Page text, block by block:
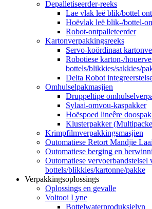
Depalletiseerder-reeks
Lae vlak leë blik/bottel
Hoëvlak leë blik-/bottel-
Robot-ontpalleteerder
Kartonverpakkingsreeks
Servo-koördinaat
Robotiese karton-/
bottels/blikkies/sakkies/
Delta Robot
Omhulselpakmasjien
Druppeltipe
Sylaai-omvou-kaspakker
Hoëspoed lineêre
Klusterpakker
Krimpfilmverpakkingsmasjien
Outomatiese Retort Mandjie
Outomatiese berging en
Outomatiese vervoerbandstelsel
bottels/blikkies/kartonne/pakke
Verpakkingsoplossings
Oplossings en gevalle
Voltooi Lyne
Bottelwaterproduksielyn